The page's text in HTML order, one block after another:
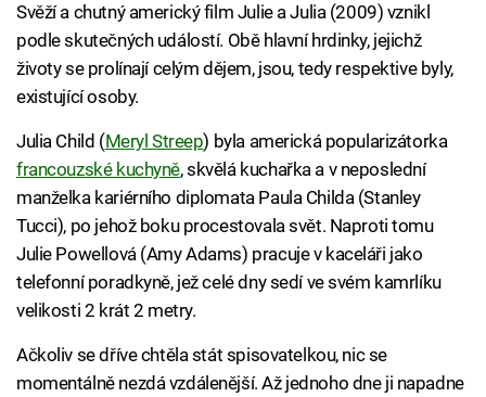
Svěží a chutný americký film Julie a Julia (2009) vznikl
podle skutečných událostí. Obě hlavní hrdinky, jejichž
životy se prolínají celým dějem, jsou, tedy respektive byly,
existující osoby.
Julia Child (Meryl Streep) byla americká popularizátorka
francouzské kuchyně, skvělá kuchařka a v neposlední
manželka kariérního diplomata Paula Childa (Stanley
Tucci), po jehož boku procestovala svět. Naproti tomu
Julie Powellová (Amy Adams) pracuje v kaceláři jako
telefonní poradkyně, jež celé dny sedí ve svém kamrlíku
velikosti 2 krát 2 metry.
Ačkoliv se dříve chtěla stát spisovatelkou, nic se
momentálně nezdá vzdálenější. Až jednoho dne ji napadne